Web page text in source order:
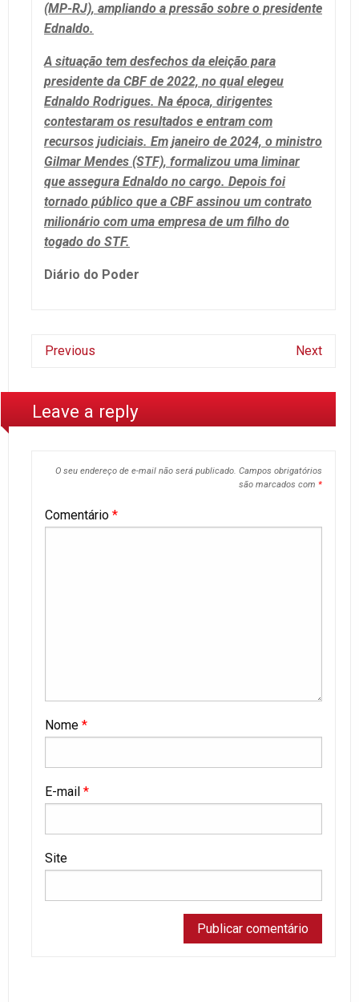
(MP-RJ), ampliando a pressão sobre o presidente
Ednaldo.
A situação tem desfechos da eleição para
presidente da CBF de 2022, no qual elegeu
Ednaldo Rodrigues. Na época, dirigentes
contestaram os resultados e entram com
recursos judiciais. Em janeiro de 2024, o ministro
Gilmar Mendes (STF), formalizou uma liminar
que assegura Ednaldo no cargo. Depois foi
tornado público que a CBF assinou um contrato
milionário com uma empresa de um filho do
togado do STF.
Diário do Poder
Previous Next
Leave a reply
O seu endereço de e-mail não será publicado. Campos obrigatórios
são marcados com *
Comentário *
Nome *
E-mail *
Site